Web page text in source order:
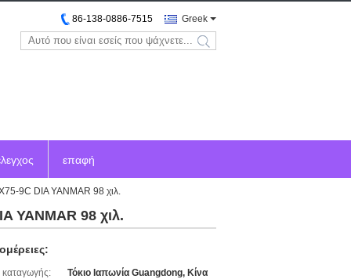
Greek
86-138-0886-7515
search
επαφή
9C DIA YANMAR 98 χιλ.
YANMAR 98 χιλ.
Τόκιο Ιαπωνία Guangdong, Κίνα